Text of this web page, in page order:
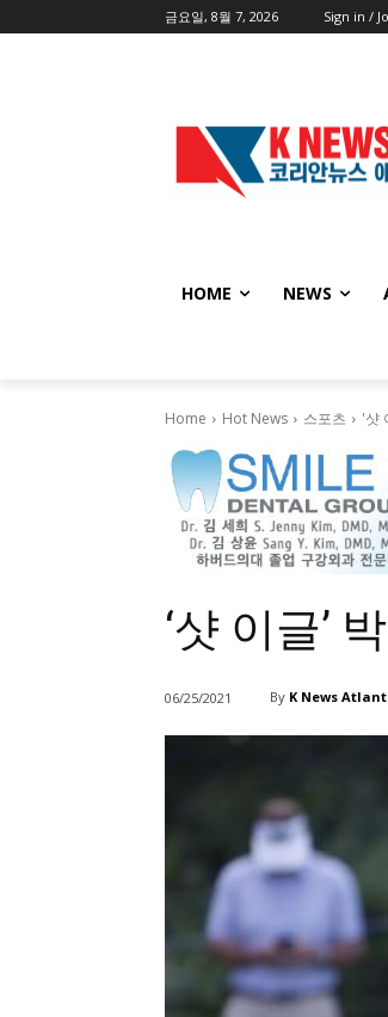
금요일, 8월 7, 2026 Sign in /
HOME NEWS
Home Hot News 스포츠 '샷
‘샷 이글’
06/25/2021 By K News